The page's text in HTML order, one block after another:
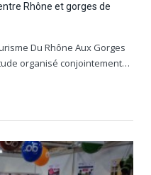
Rhône et gorges de
Du Rhône Aux Gorges
organisé conjointement…